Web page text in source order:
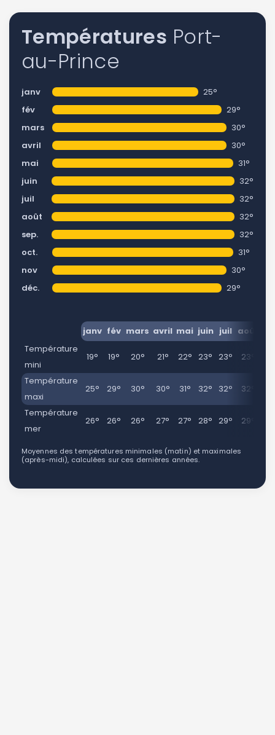
Températures Port-
au-Prince
janv
25°
fév
29°
mars
30°
avril
30°
mai
31°
juin
32°
juil
32°
août
32°
sep.
32°
oct.
31°
nov
30°
déc.
29°
janv fév mars avril mai juin juil août
Température
mini
19° 19° 20° 21° 22° 23° 23° 23°
Température
maxi
25° 29° 30° 30° 31° 32° 32° 32°
Température
mer
26° 26° 26° 27° 27° 28° 29° 29°
Moyennes des températures minimales (matin) et maximales
(après-midi), calculées sur ces dernières années.
Continuer avec Apple
ou connectez-vous par mail